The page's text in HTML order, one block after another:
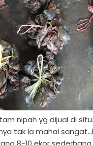
nipah yg dijual di
tak la mahal